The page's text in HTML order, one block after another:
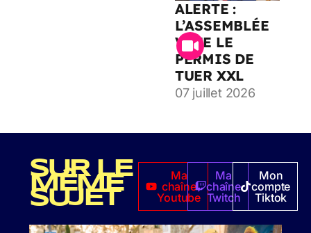
ALERTE :
L’ASSEMBLÉE
VOTE LE
PERMIS DE
TUER XXL
07 juillet 2026
SUR LE
MÊME
SUJET
Ma
chaîne
Youtube
Ma
chaîne
Twitch
Mon
compte
Tiktok